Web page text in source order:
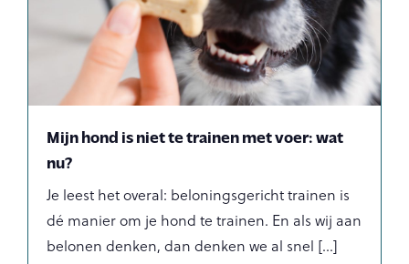
Mijn hond is niet te trainen met voer: wat
nu?
Je leest het overal: beloningsgericht trainen is
dé manier om je hond te trainen. En als wij aan
belonen denken, dan denken we al snel